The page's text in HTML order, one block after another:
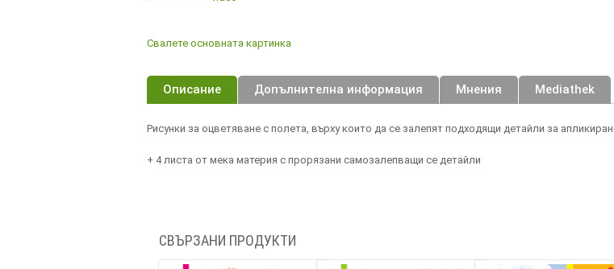
Свалете основната картинка
Описание Допълнителна информация Мнения Mediathek
Рисунки за оцветяване с полета, върху които да се залепят подходящи детайли за
+ 4 листа от мека материя с прорязани самозалепващи се детайли
СВЪРЗАНИ ПРОДУКТИ